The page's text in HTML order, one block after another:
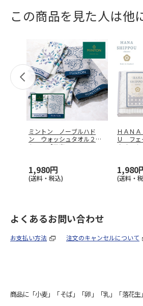
この商品を見た人は他
ミントン ノーブルハド
ン ウォッシュタオル２枚
セット【弔事
1,980円
(送料・税込)
ＨＡＮ
Ｕ フェ
タオルセ
1,980
(送料・
よくあるお問い合わせ
お支払い方法 注文のキャンセルについて
商品に「小麦」「そば」「卵」「乳」「落花